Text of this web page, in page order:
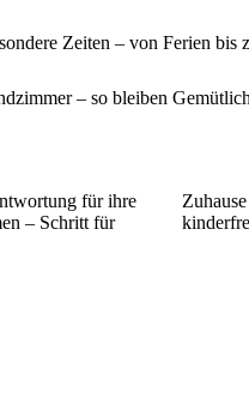
Zeiten – von Ferien bis
– so bleiben
für ihre
– Schritt für